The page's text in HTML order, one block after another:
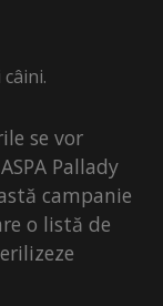
se vor
Pallady
campanie
o listă de